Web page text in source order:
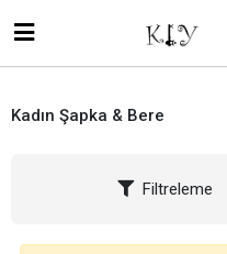
Kadın Şapka & Bere
Filtreleme